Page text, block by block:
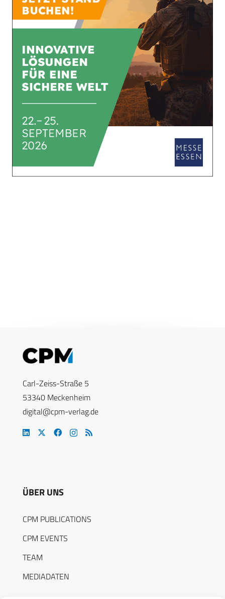
Carl-Zeiss-Straße 5
53340 Meckenheim
digital@cpm-verlag.de
ÜBER UNS
CPM PUBLICATIONS
CPM EVENTS
TEAM
MEDIADATEN